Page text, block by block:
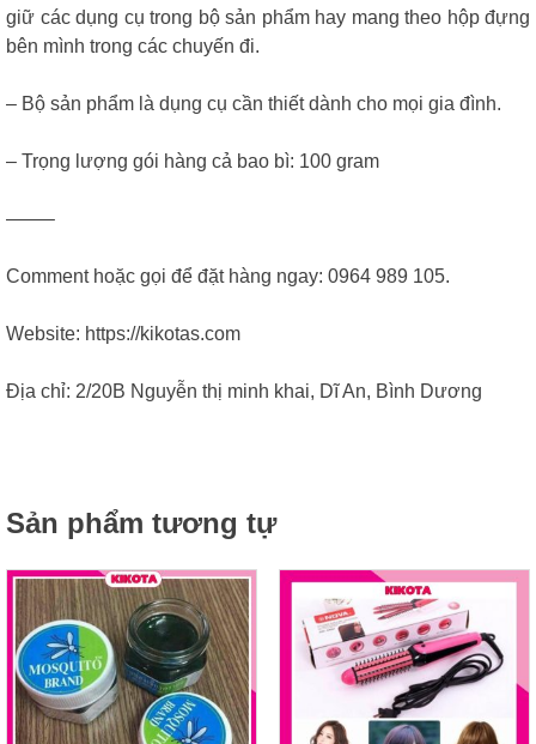
giữ các dụng cụ trong bộ sản phẩm hay mang theo hộp đựng
bên mình trong các chuyến đi.
– Bộ sản phẩm là dụng cụ cần thiết dành cho mọi gia đình.
– Trọng lượng gói hàng cả bao bì: 100 gram
——–
Comment hoặc gọi để đặt hàng ngay: 0964 989 105.
Website: https://kikotas.com
Địa chỉ: 2/20B Nguyễn thị minh khai, Dĩ An, Bình Dương
Sản phẩm tương tự